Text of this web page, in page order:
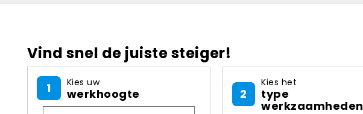
Vind snel de juiste steiger!
1 Kies uw
werkhoogte 2
Kies het
type
werkzaamheden